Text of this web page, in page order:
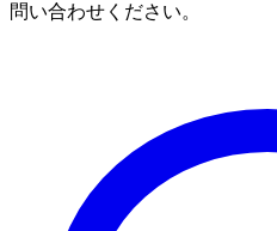
問い合わせください。